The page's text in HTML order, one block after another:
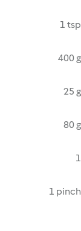
1 tsp
400 g
25 g
80 g
1
1 pinch